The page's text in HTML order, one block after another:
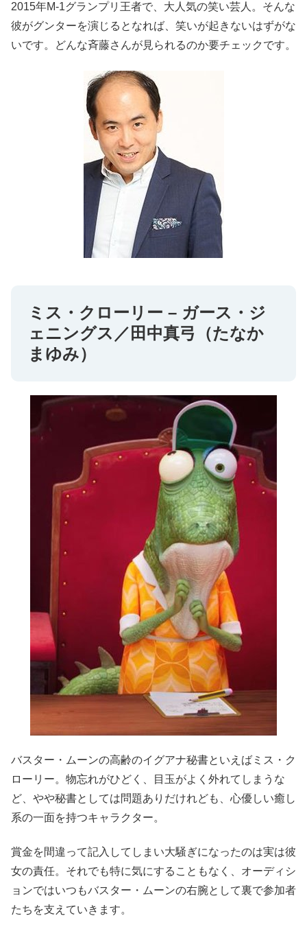
2015年M-1グランプリ王者で、大人気の笑い芸人。そんな
彼がグンターを演じるとなれば、笑いが起きないはずがな
いです。どんな斉藤さんが見られるのか要チェックです。
ミス・クローリー – ガース・ジ
ェニングス／田中真弓（たなか
まゆみ）
バスター・ムーンの高齢のイグアナ秘書といえばミス・ク
ローリー。物忘れがひどく、目玉がよく外れてしまうな
ど、やや秘書としては問題ありだけれども、心優しい癒し
系の一面を持つキャラクター。
賞金を間違って記入してしまい大騒ぎになったのは実は彼
女の責任。それでも特に気にすることもなく、オーディシ
ョンではいつもバスター・ムーンの右腕として裏で参加者
たちを支えていきます。